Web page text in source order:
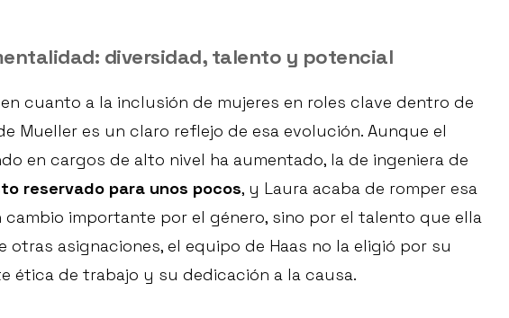
diversidad, talento y potencial
cuanto a la inclusión de mujeres en roles clave dentro de
Mueller es un claro reflejo de esa evolución. Aunque el
en cargos de alto nivel ha aumentado, la de ingeniera de
reservado para unos pocos, y Laura acaba de romper esa
cambio importante por el género, sino por el talento que ella
otras asignaciones, el equipo de Haas no la eligió por su
ética de trabajo y su dedicación a la causa.